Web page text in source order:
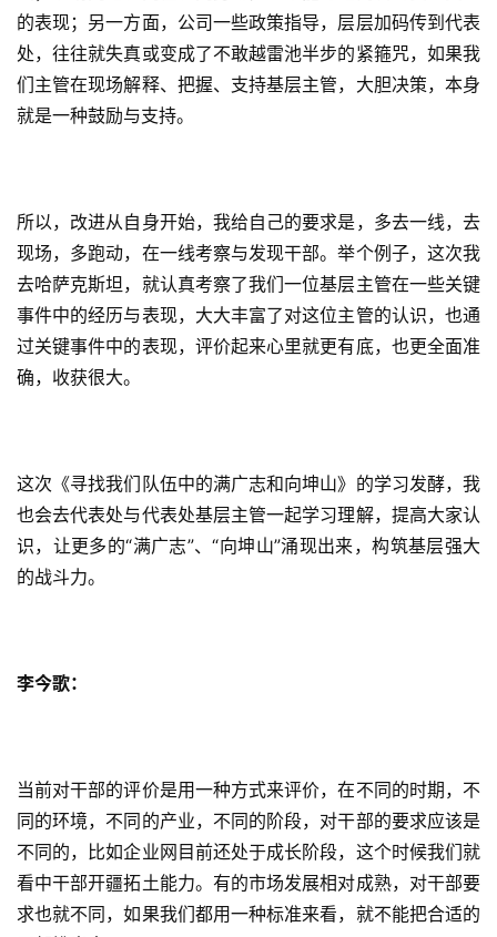
的表现；另一方面，公司一些政策指导，层层加码传到代表
处，往往就失真或变成了不敢越雷池半步的紧箍咒，如果我
们主管在现场解释、把握、支持基层主管，大胆决策，本身
就是一种鼓励与支持。
所以，改进从自身开始，我给自己的要求是，多去一线，去
现场，多跑动，在一线考察与发现干部。举个例子，这次我
去哈萨克斯坦，就认真考察了我们一位基层主管在一些关键
事件中的经历与表现，大大丰富了对这位主管的认识，也通
过关键事件中的表现，评价起来心里就更有底，也更全面准
确，收获很大。
这次《寻找我们队伍中的满广志和向坤山》的学习发酵，我
也会去代表处与代表处基层主管一起学习理解，提高大家认
识，让更多的“满广志”、“向坤山”涌现出来，构筑基层强大
的战斗力。
李今歌：
当前对干部的评价是用一种方式来评价，在不同的时期，不
同的环境，不同的产业，不同的阶段，对干部的要求应该是
不同的，比如企业网目前还处于成长阶段，这个时候我们就
看中干部开疆拓土能力。有的市场发展相对成熟，对干部要
求也就不同，如果我们都用一种标准来看，就不能把合适的